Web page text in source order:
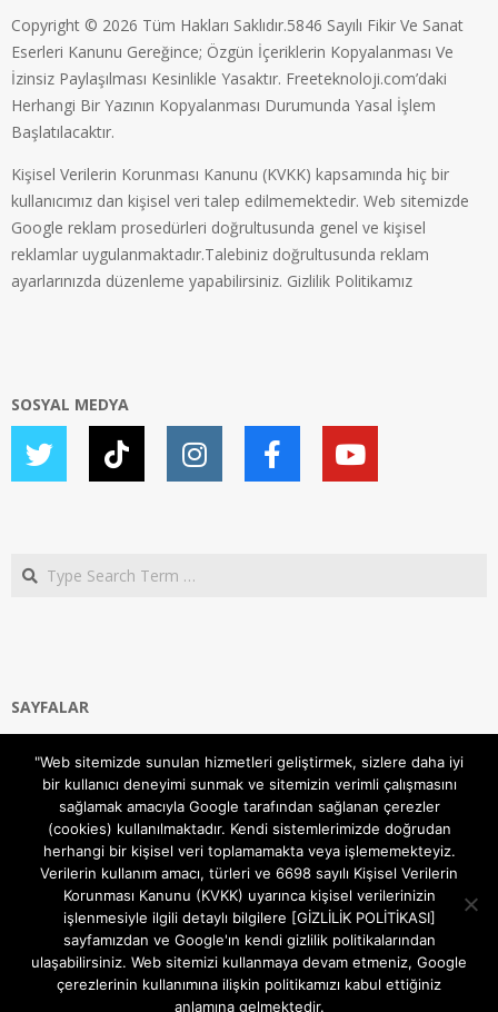
Copyright © 2026 Tüm Hakları Saklıdır.5846 Sayılı Fikir Ve Sanat
Eserleri Kanunu Gereğince; Özgün İçeriklerin Kopyalanması Ve
İzinsiz Paylaşılması Kesinlikle Yasaktır. Freeteknoloji.com’daki
Herhangi Bir Yazının Kopyalanması Durumunda Yasal İşlem
Başlatılacaktır.
Kişisel Verilerin Korunması Kanunu (KVKK) kapsamında hiç bir
kullanıcımız dan kişisel veri talep edilmemektedir. Web sitemizde
Google reklam prosedürleri doğrultusunda genel ve kişisel
reklamlar uygulanmaktadır.Talebiniz doğrultusunda reklam
ayarlarınızda düzenleme yapabilirsiniz. Gizlilik Politikamız
SOSYAL MEDYA
Search
SAYFALAR
Gizlilik ve Çerezler (Cookies) Politikası
Hakkımızda
İletişim Kanalları
MODEM KURULUM
TEKNİK DESTEK
TELEVİZYON SİSTEMLERİ
"Web sitemizde sunulan hizmetleri geliştirmek, sizlere daha iyi
bir kullanıcı deneyimi sunmak ve sitemizin verimli çalışmasını
sağlamak amacıyla Google tarafından sağlanan çerezler
(cookies) kullanılmaktadır. Kendi sistemlerimizde doğrudan
herhangi bir kişisel veri toplamamakta veya işlememekteyiz.
Verilerin kullanım amacı, türleri ve 6698 sayılı Kişisel Verilerin
Korunması Kanunu (KVKK) uyarınca kişisel verilerinizin
işlenmesiyle ilgili detaylı bilgilere [GİZLİLİK POLİTİKASI]
sayfamızdan ve Google'ın kendi gizlilik politikalarından
ulaşabilirsiniz. Web sitemizi kullanmaya devam etmeniz, Google
çerezlerinin kullanımına ilişkin politikamızı kabul ettiğiniz
anlamına gelmektedir.